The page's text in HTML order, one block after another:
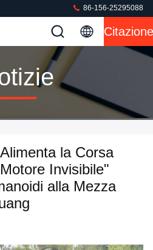
86-156-25295088
Citazione
la Corsa
Invisibile"
alla Mezza